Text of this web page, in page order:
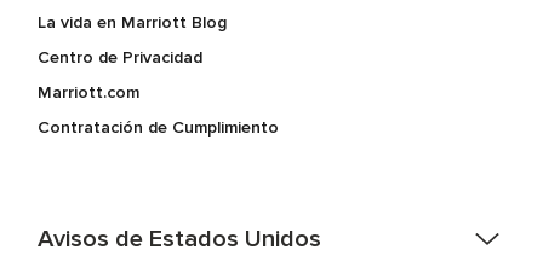
La vida en Marriott Blog
Centro de Privacidad
Marriott.com
Contratación de Cumplimiento
Avisos de Estados Unidos